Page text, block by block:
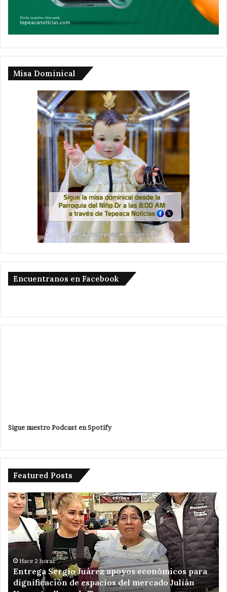
Misa Dominical
Encuentranos en Facebook
Sigue nuestro Podcast en Spotify
Featured Posts
Entrega
Sergio
Juárez
apoyos
económicos
para
dignificación
de
espacios
Hace 2 horas
Entrega Sergio Juárez apoyos económicos para
dignificación de espacios del mercado Julián
un
de